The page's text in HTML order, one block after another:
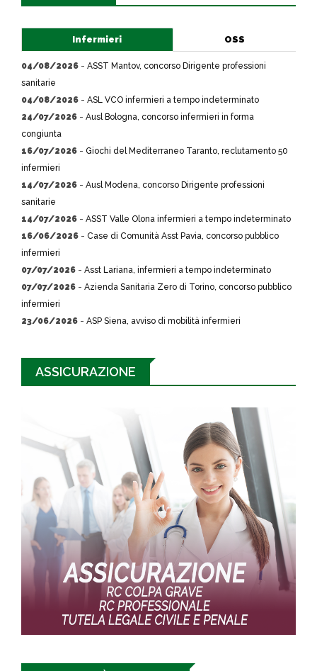
Infermieri OSS
04/08/2026 - ASST Mantov, concorso Dirigente professioni
sanitarie
04/08/2026 - ASL VCO infermieri a tempo indeterminato
24/07/2026 - Ausl Bologna, concorso infermieri in forma
congiunta
16/07/2026 - Giochi del Mediterraneo Taranto, reclutamento 50
infermieri
14/07/2026 - Ausl Modena, concorso Dirigente professioni
sanitarie
14/07/2026 - ASST Valle Olona infermieri a tempo indeterminato
16/06/2026 - Case di Comunità Asst Pavia, concorso pubblico
infermieri
07/07/2026 - Asst Lariana, infermieri a tempo indeterminato
07/07/2026 - Azienda Sanitaria Zero di Torino, concorso pubblico
infermieri
23/06/2026 - ASP Siena, avviso di mobilità infermieri
ASSICURAZIONE